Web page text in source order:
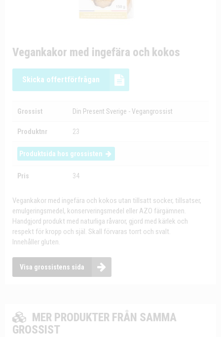
Vegankakor med ingefära och kokos
Skicka offertförfrågan
Grossist Din Present Sverige - Vegangrossist
Produktnr 23
Produktsida hos grossisten
Pris 34
Vegankakor med ingefära och kokos utan tillsatt socker, tillsatser,
emulgeringsmedel, konserveringsmedel eller AZO färgämnen.
Handgjord produkt med naturliga råvaror, gjord med kärlek och
respekt för kropp och själ. Skall förvaras torrt och svalt.
Innehåller gluten.
Visa grossistens sida
MER PRODUKTER FRÅN SAMMA
GROSSIST